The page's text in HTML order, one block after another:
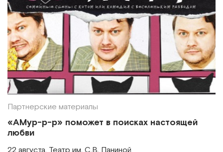
Партнерские материалы
«АМур-р-р» поможет в поисках настоящей
любви